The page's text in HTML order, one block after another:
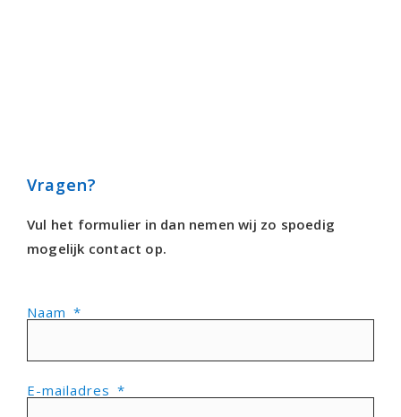
Vragen?
Vul het formulier in dan nemen wij zo spoedig
mogelijk contact op.
Naam
E-mailadres